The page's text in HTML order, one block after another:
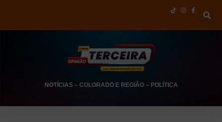
NOTÍCIAS– COLORADO E REGIÃO– POLÍTICA